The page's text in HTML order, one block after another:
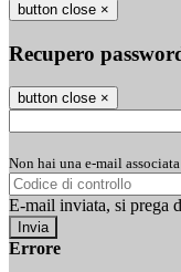
button close ×
Recupero
button close ×
Non hai una e-mail
E-mail inviata, si prega
Errore